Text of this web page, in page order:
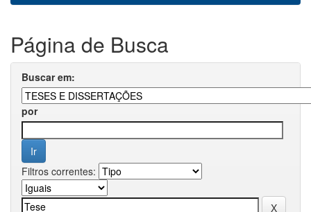
Página de Busca
Buscar em:
por
Filtros correntes: